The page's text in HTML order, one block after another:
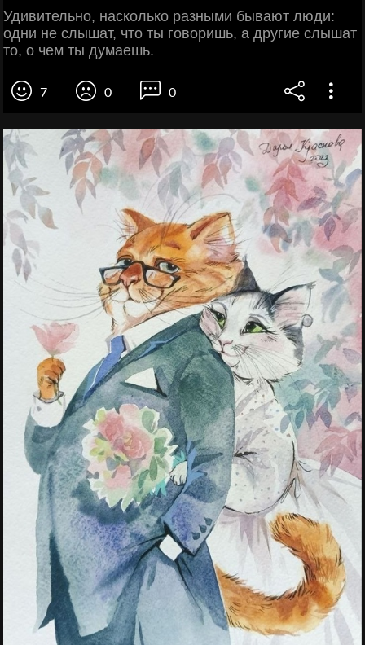
Удивительно, насколько разными бывают люди:
одни не слышат, что ты говоришь, а другие слышат
то, о чем ты думаешь.
7 0 0